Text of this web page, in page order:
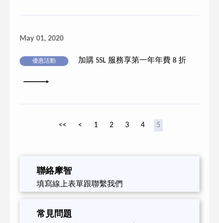
May 01, 2020
優惠活動 加購 SSL 服務享第一年年費 8 折
詳細內容
<< < 1 2 3 4 5
聯絡摩智
填寫線上表單跟聯繫我們
常見問題